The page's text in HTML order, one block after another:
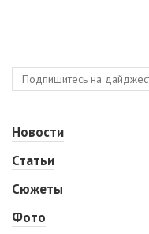
Новости
Статьи
Сюжеты
Фото